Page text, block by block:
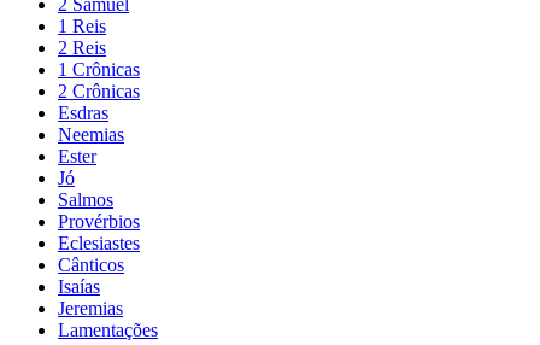
2 Samuel
1 Reis
2 Reis
1 Crônicas
2 Crônicas
Esdras
Neemias
Ester
Jó
Salmos
Provérbios
Eclesiastes
Cânticos
Isaías
Jeremias
Lamentações